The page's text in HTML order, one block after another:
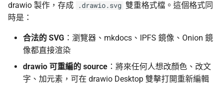
drawio 製作，存成
.drawio.svg 雙重格式檔。這個格式同
時是：
合法的 SVG ：瀏覽器、mkdocs、IPFS 鏡像、Onion 鏡
像都直接渲染
drawio 可重編的 source ：將來任何人想改顏色、改文
字、加元素，可在 drawio Desktop 雙擊打開重新編輯